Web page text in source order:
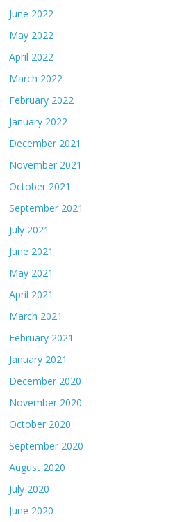
June 2022
May 2022
April 2022
March 2022
February 2022
January 2022
December 2021
November 2021
October 2021
September 2021
July 2021
June 2021
May 2021
April 2021
March 2021
February 2021
January 2021
December 2020
November 2020
October 2020
September 2020
August 2020
July 2020
June 2020